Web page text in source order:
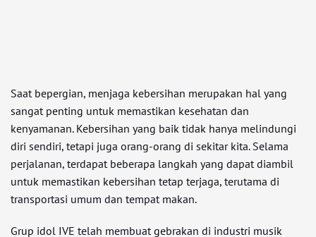
Saat bepergian, menjaga kebersihan merupakan hal yang
sangat penting untuk memastikan kesehatan dan
kenyamanan. Kebersihan yang baik tidak hanya melindungi
diri sendiri, tetapi juga orang-orang di sekitar kita. Selama
perjalanan, terdapat beberapa langkah yang dapat diambil
untuk memastikan kebersihan tetap terjaga, terutama di
transportasi umum dan tempat makan.
Grup idol IVE telah membuat gebrakan di industri musik